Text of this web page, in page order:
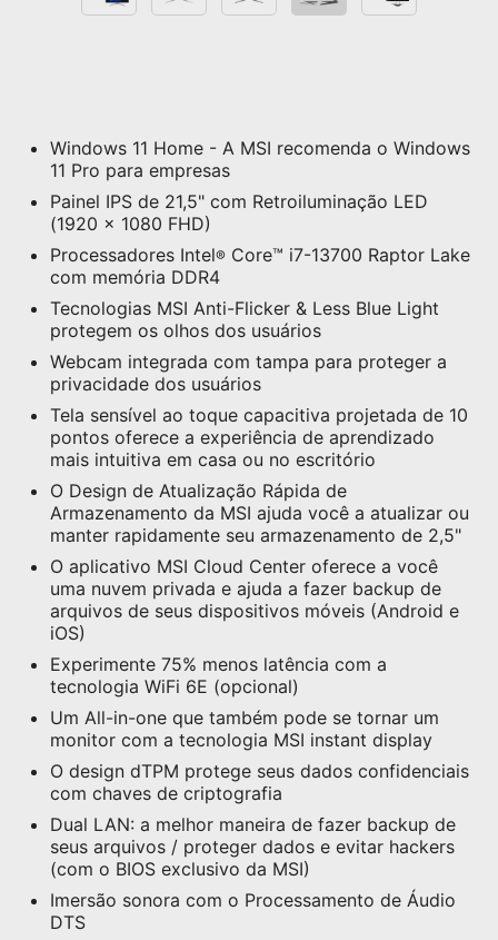
Windows 11 Home - A MSI recomenda o Windows
11 Pro para empresas
Painel IPS de 21,5" com Retroiluminação LED
(1920 x 1080 FHD)
Processadores Intel® Core™ i7-13700 Raptor Lake
com memória DDR4
Tecnologias MSI Anti-Flicker & Less Blue Light
protegem os olhos dos usuários
Webcam integrada com tampa para proteger a
privacidade dos usuários
Tela sensível ao toque capacitiva projetada de 10
pontos oferece a experiência de aprendizado
mais intuitiva em casa ou no escritório
O Design de Atualização Rápida de
Armazenamento da MSI ajuda você a atualizar ou
manter rapidamente seu armazenamento de 2,5"
O aplicativo MSI Cloud Center oferece a você
uma nuvem privada e ajuda a fazer backup de
arquivos de seus dispositivos móveis (Android e
iOS)
Experimente 75% menos latência com a
tecnologia WiFi 6E (opcional)
Um All-in-one que também pode se tornar um
monitor com a tecnologia MSI instant display
O design dTPM protege seus dados confidenciais
com chaves de criptografia
Dual LAN: a melhor maneira de fazer backup de
seus arquivos / proteger dados e evitar hackers
(com o BIOS exclusivo da MSI)
Imersão sonora com o Processamento de Áudio
DTS